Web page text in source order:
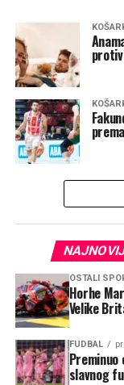
OSTALI
Horhe
Velike
FUDBAL
Preminuo
slavnog